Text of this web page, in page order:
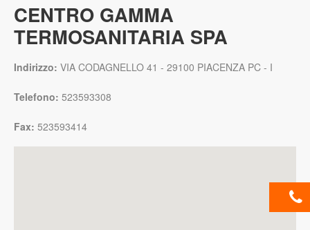
CENTRO GAMMA
TERMOSANITARIA SPA
Indirizzo: VIA CODAGNELLO 41 - 29100 PIACENZA PC - I
Telefono: 523593308
Fax: 523593414